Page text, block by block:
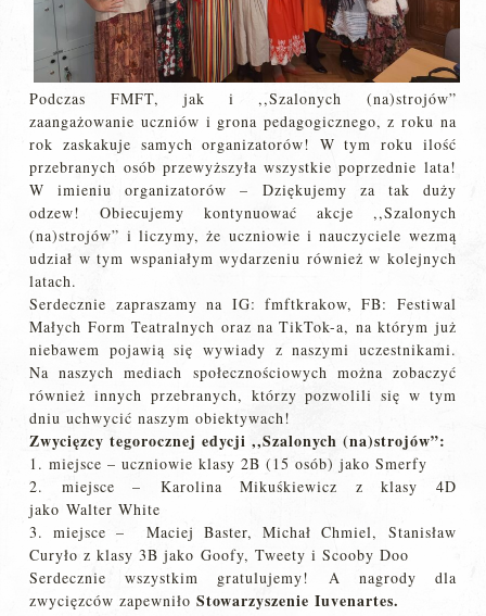
Podczas FMFT, jak i ,,Szalonych (na)strojów”
zaangażowanie uczniów i grona pedagogicznego, z roku na
rok zaskakuje samych organizatorów! W tym roku ilość
przebranych osób przewyższyła wszystkie poprzednie lata!
W imieniu organizatorów – Dziękujemy za tak duży
odzew! Obiecujemy kontynuować akcje ,,Szalonych
(na)strojów” i liczymy, że uczniowie i nauczyciele wezmą
udział w tym wspaniałym wydarzeniu również w kolejnych
latach.
Serdecznie zapraszamy na IG: fmftkrakow, FB: Festiwal
Małych Form Teatralnych oraz na TikTok-a, na którym już
niebawem pojawią się wywiady z naszymi uczestnikami.
Na naszych mediach społecznościowych można zobaczyć
również innych przebranych, którzy pozwolili się w tym
dniu uchwycić naszym obiektywach!
Zwycięzcy tegorocznej edycji ,,Szalonych (na)strojów”:
1. miejsce – uczniowie klasy 2B (15 osób) jako Smerfy
2. miejsce – Karolina Mikuśkiewicz z klasy 4D
jakoWalter White
3. miejsce – Maciej Baster, Michał Chmiel, Stanisław
Curyło z klasy 3B jakoGoofy, Tweety i Scooby Doo
Serdecznie wszystkim gratulujemy! A nagrody dla
zwycięzców zapewniło Stowarzyszenie Iuvenartes.